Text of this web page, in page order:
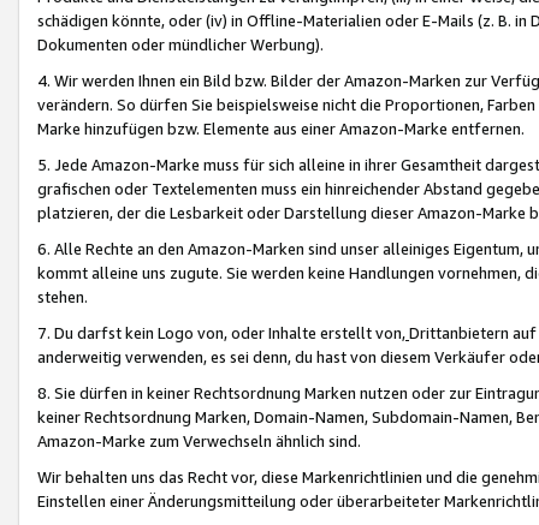
schädigen könnte, oder (iv) in Offline-Materialien oder E-Mails (z. B. in
Dokumenten oder mündlicher Werbung).
4. Wir werden Ihnen ein Bild bzw. Bilder der Amazon-Marken zur
verändern. So dürfen Sie beispielsweise nicht die Proportionen,
Marke hinzufügen bzw. Elemente aus einer Amazon-Marke entfernen.
5. Jede Amazon-Marke muss für sich alleine in ihrer Gesamtheit
grafischen oder Textelementen muss ein hinreichender Abstand
platzieren, der die Lesbarkeit oder Darstellung dieser Amazon-Marke
6. Alle Rechte an den Amazon-Marken sind unser alleiniges
kommt alleine uns zugute. Sie werden keine Handlungen vornehmen,
stehen.
7. Du darfst kein Logo von, oder Inhalte erstellt von,Drittanbietern auf
anderweitig verwenden, es sei denn, du hast von diesem Verkäufer
8. Sie dürfen in keiner Rechtsordnung Marken nutzen oder zur
keiner Rechtsordnung Marken, Domain-Namen, Subdomain-Namen,
Amazon-Marke zum Verwechseln ähnlich sind.
Wir behalten uns das Recht vor, diese Markenrichtlinien und die
Einstellen einer Änderungsmitteilung oder überarbeiteter